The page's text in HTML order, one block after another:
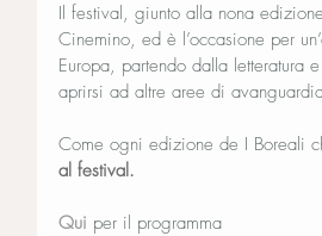
Il festival, giunto alla nona
Cinemino, ed è l’occasione per
Europa, partendo dalla letteratura
aprirsi ad altre aree di
Come ogni edizione de I Boreali
al festival.
Qui per il programma